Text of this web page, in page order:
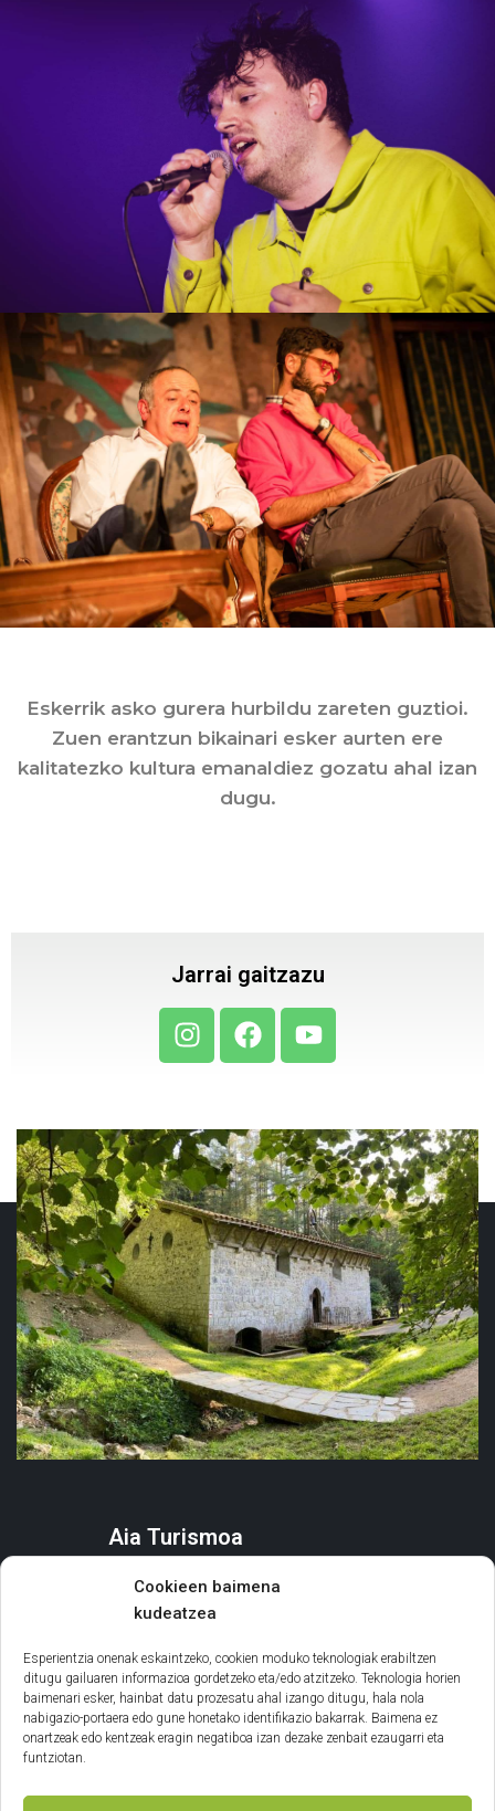
Cookieen baimena
kudeatzea
Esperientzia onenak eskaintzeko, cookien moduko teknologiak erabiltzen
ditugu gailuaren informazioa gordetzeko eta/edo atzitzeko. Teknologia horien
baimenari esker, hainbat datu prozesatu ahal izango ditugu, hala nola
nabigazio-portaera edo gune honetako identifikazio bakarrak. Baimena ez
onartzeak edo kentzeak eragin negatiboa izan dezake zenbait ezaugarri eta
funtziotan.
Eskerrik asko gurera hurbildu zareten guztioi.
Zuen erantzun bikainari esker aurten ere
kalitatezko kultura emanaldiez gozatu ahal izan
dugu.
Jarrai gaitzazu
Aia Turismoa
ZER EGIN
AGENDA ETA EKITALDIAK
Informazio orokorra